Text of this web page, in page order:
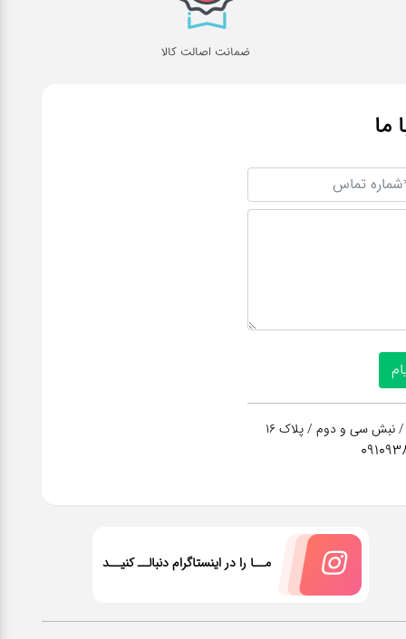
ضمانت اصالت کالا
ما
نبش سی و دوم / پلاک 16
مــا را در اینستاگرام دنبالــ کنیــد